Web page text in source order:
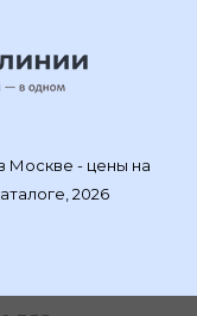
Москве - цены на
2026